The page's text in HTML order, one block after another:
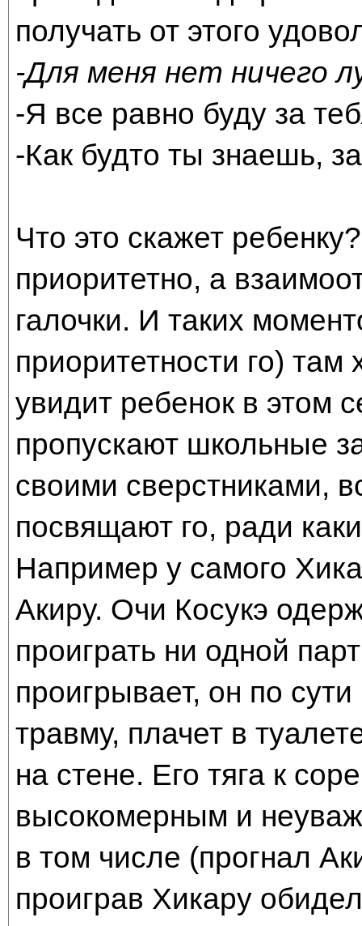
получать от этого
-Для меня нет ничего
-Я все равно буду за
-Как будто ты знаешь,
Что это скажет
приоритетно, а
галочки. И таких
приоритетности го) там
увидит ребенок в этом
пропускают школьные
своими сверстниками,
посвящают го, ради
Например у самого
Акиру. Очи Косукэ
проиграть ни одной
проигрывает, он по
травму, плачет в
на стене. Его тяга к
высокомерным и
в том числе (прогнал
проиграв Хикару